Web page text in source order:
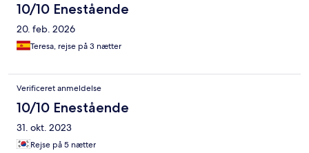
10/10 Enestående
20. feb. 2026
Teresa, rejse på 3 nætter
Verificeret anmeldelse
10/10 Enestående
31. okt. 2023
Rejse på 5 nætter